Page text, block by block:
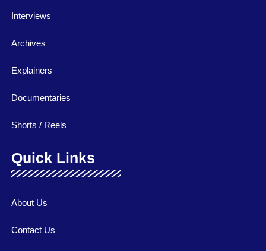
Interviews
Archives
Explainers
Documentaries
Shorts / Reels
Quick Links
About Us
Contact Us